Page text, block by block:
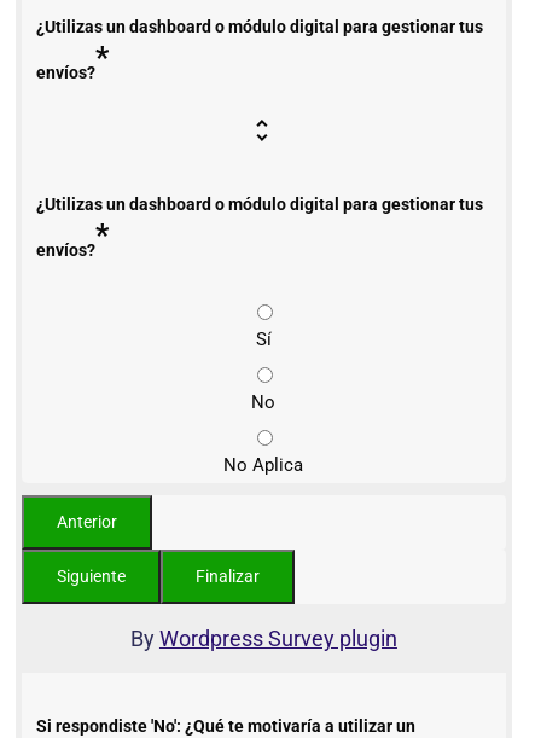
¿Utilizas un dashboard o módulo digital para gestionar tus
envíos?*
¿Utilizas un dashboard o módulo digital para gestionar tus
envíos?*
Sí
No
No Aplica
ByWordpress Survey plugin
Si respondiste 'No': ¿Qué te motivaría a utilizar un